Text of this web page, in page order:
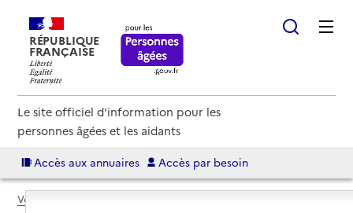
RÉPUBLIQUE
FRANÇAISE
Le site officiel d'information pour les
personnes âgées et les aidants
Accès aux annuaires Accès par besoin
Voir le fil d’Ariane